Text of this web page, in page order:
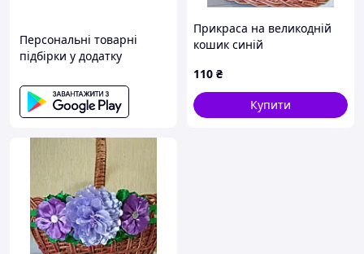
Персональні товарні
підбірки у додатку
Прикраса на великодній
кошик синій
110 ₴
Купити